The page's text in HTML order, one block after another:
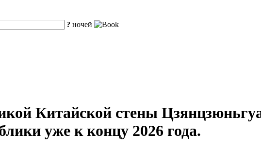
? ночей
Китайской стены
уже к концу 2026 года.